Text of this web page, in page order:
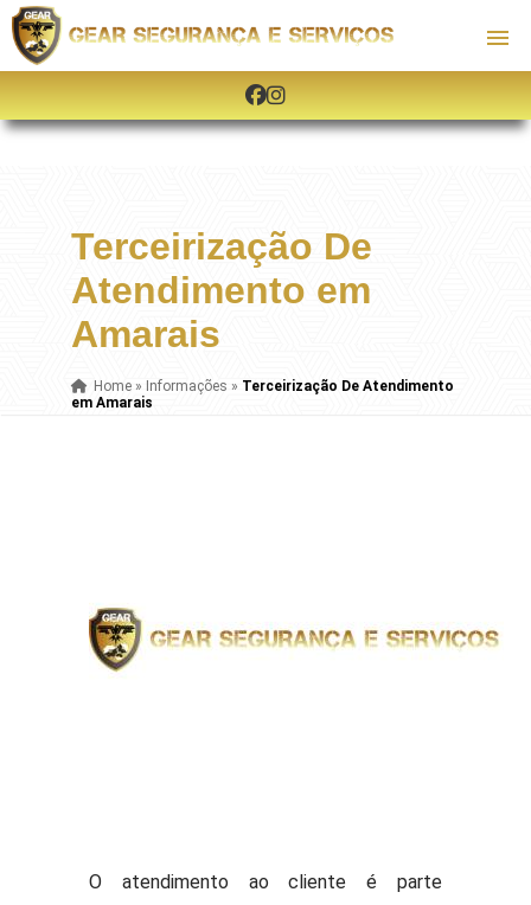
Terceirização De
Atendimento em
Amarais
Home» Informações » Terceirização De Atendimento
em Amarais
O atendimento ao cliente é parte